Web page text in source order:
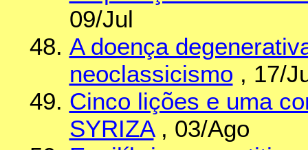
09/Jul
A doença
neoclassicismo , 17/
Cinco lições e uma
SYRIZA, 03/Ago